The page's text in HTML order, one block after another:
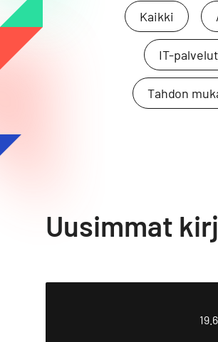
Kaikki
IT-palvelut
Tahdon
Uusimmat